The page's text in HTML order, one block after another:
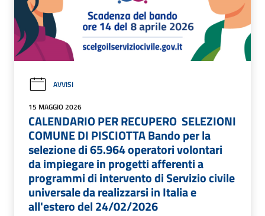
AVVISI
15 MAGGIO 2026
CALENDARIO PER RECUPERO SELEZIONI
COMUNE DI PISCIOTTA Bando per la
selezione di 65.964 operatori volontari
da impiegare in progetti afferenti a
programmi di intervento di Servizio civile
universale da realizzarsi in Italia e
all'estero del 24/02/2026